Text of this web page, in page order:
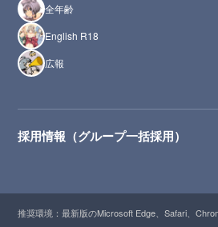
全年齢
English R18
広報
採用情報（グループ一括採用）
推奨環境：最新版のMicrosoft Edge、Safari、